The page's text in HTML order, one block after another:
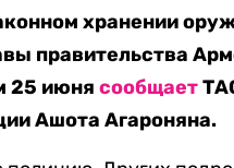
хранении
правительства
25 июнясообщает
Ашота Агароняна.